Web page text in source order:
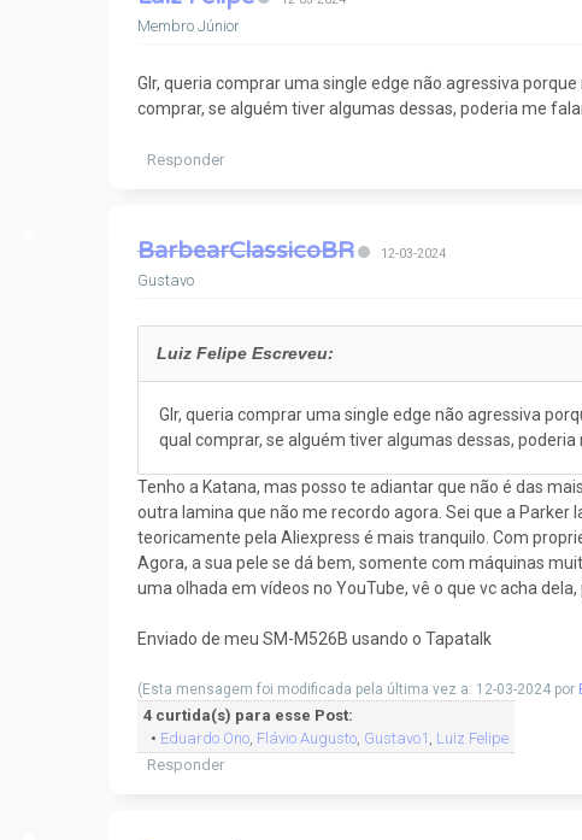
Membro Júnior
Glr, queria comprar uma single edge não agressiva
comprar, se alguém tiver algumas dessas, poderia me
Responder
BarbearClassicoBR 12-03-2024
Gustavo
Luiz Felipe Escreveu:
Glr, queria comprar uma single edge não agressiva
qual comprar, se alguém tiver algumas dessas,
Tenho a Katana, mas posso te adiantar que não é das
outra lamina que não me recordo agora. Sei que a
teoricamente pela Aliexpress é mais tranquilo. Com
Agora, a sua pele se dá bem, somente com máquinas
uma olhada em vídeos no YouTube, vê o que vc acha
Enviado de meu SM-M526B usando o Tapatalk
(Esta mensagem foi modificada pela última vez a: 12-03-2024 por
4 curtida(s) para esse Post:
• Eduardo Ono, Flávio Augusto, Gustavo1 , Luiz Felipe
Responder